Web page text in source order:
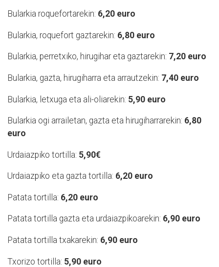
Bularkia roquefortarekin: 6,20 euro
Bularkia, roquefort gaztarekin: 6,80 euro
Bularkia, perretxiko, hirugihar eta gaztarekin: 7,20 euro
Bularkia, gazta, hirugiharra eta arrautzekin: 7,40 euro
Bularkia, letxuga eta ali-oliarekin: 5,90 euro
Bularkia ogi arrailetan, gazta eta hirugiharrarekin: 6,80
euro
Urdaiazpiko tortilla: 5,90€
Urdaiazpiko eta gazta tortilla: 6,20 euro
Patata tortilla: 6,20 euro
Patata tortilla gazta eta urdaiazpikoarekin: 6,90 euro
Patata tortilla txakarekin: 6,90 euro
Txorizo tortilla: 5,90 euro